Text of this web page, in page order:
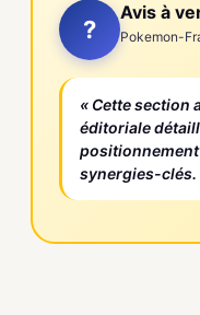
?
Avis à
Pokemon-
« Cette section
éditoriale
synergies-clés.